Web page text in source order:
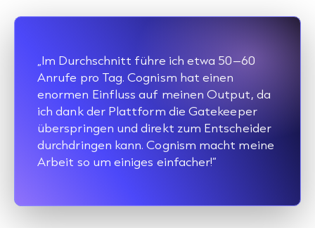
„Im Durchschnitt führe ich etwa 50–60
Anrufe pro Tag. Cognism hat einen
enormen Einfluss auf meinen Output, da
ich dank der Plattform die Gatekeeper
überspringen und direkt zum Entscheider
durchdringen kann. Cognism macht meine
Arbeit so um einiges einfacher!“